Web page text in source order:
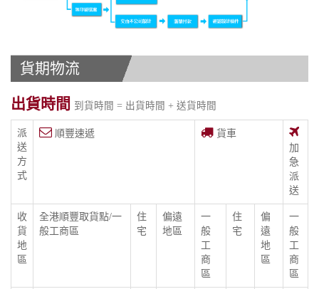
貨期物流
出貨時間 到貨時間 = 出貨時間 + 送貨時間
派
送
方
式
順豐速遞
貨車
加
急
派
送
收
貨
地
區
全港順豐取貨點/一
般工商區
住
宅
偏遠
地區
一
般
工
商
區
住
宅
偏
遠
地
區
一
般
工
商
區